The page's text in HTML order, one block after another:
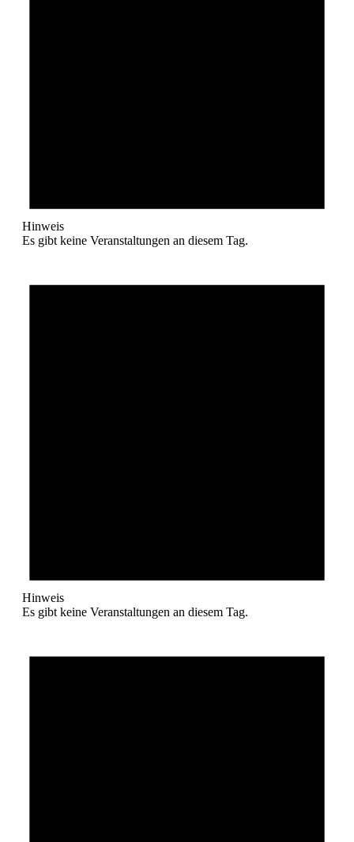
Hinweis
Es gibt keine Veranstaltungen an diesem Tag.
Hinweis
Es gibt keine Veranstaltungen an diesem Tag.